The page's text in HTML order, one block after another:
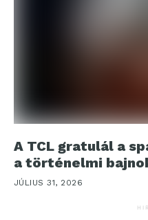
A TCL gratulál a
a történelmi
JÚLIUS 31, 2026